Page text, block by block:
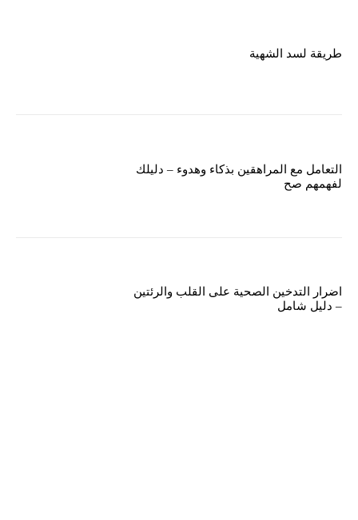
طريقة لسد الشهية
التعامل مع المراهقين بذكاء وهدوء – دليلك
لفهمهم صح
اضرار التدخين الصحية على القلب والرئتين
– دليل شامل